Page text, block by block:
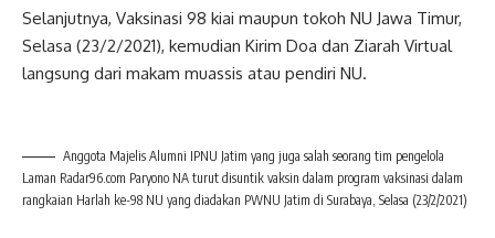
Selanjutnya, Vaksinasi 98 kiai maupun tokoh NU Jawa Timur,
Selasa (23/2/2021), kemudian Kirim Doa dan Ziarah Virtual
langsung dari makam muassis atau pendiri NU.
Anggota Majelis Alumni IPNU Jatim yang juga salah seorang tim pengelola
Laman Radar96.com Paryono NA turut disuntik vaksin dalam program vaksinasi dalam
rangkaian Harlah ke-98 NU yang diadakan PWNU Jatim di Surabaya, Selasa (23/2/2021)